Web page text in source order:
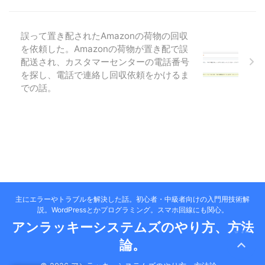
誤って置き配されたAmazonの荷物の回収
を依頼した。Amazonの荷物が置き配で誤
配送され、カスタマーセンターの電話番号
を探し、電話で連絡し回収依頼をかけるま
での話。
主にエラーやトラブルを解決した話。初心者・中級者向けの入門用技術解
説。WordPressとかプログラミング。スマホ回線にも関心。
アンラッキーシステムズのやり方、方法
論。